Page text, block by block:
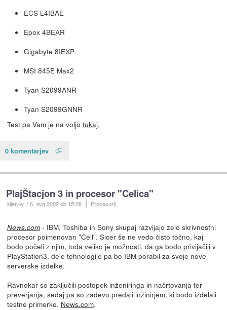
ECS L4IBAE
Epox 4BEAR
Gigabyte 8IEXP
MSI 845E Max2
Tyan S2099ANR
Tyan S2099GNNR
Test pa Vam je na voljo tukaj.
0 komentarjev
PlajŠtacjon 3 in procesor "Celica"
alien-w ::6. avg 2002ob 15:28 Procesorji
News.com- IBM, Toshiba in Sony skupaj razvijajo zelo skrivnostni
procesor poimenovan "Cell". Sicer še ne vedo čisto točno, kaj
bodo počeli z njim, toda veliko je možnosti, da ga bodo privijačili v
PlayStation3, dele tehnologije pa bo IBM porabil za svoje nove
serverske izdelke.
Ravnokar so zaključili postopek inženiringa in načrtovanja ter
preverjanja, sedaj pa so zadevo predali inžinirjem, ki bodo izdelali
testne primerke. News.com.